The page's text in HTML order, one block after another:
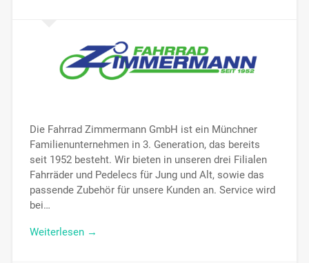
Die Fahrrad Zimmermann GmbH ist ein Münchner
Familienunternehmen in 3. Generation, das bereits
seit 1952 besteht. Wir bieten in unseren drei Filialen
Fahrräder und Pedelecs für Jung und Alt, sowie das
passende Zubehör für unsere Kunden an. Service wird
bei…
Weiterlesen →